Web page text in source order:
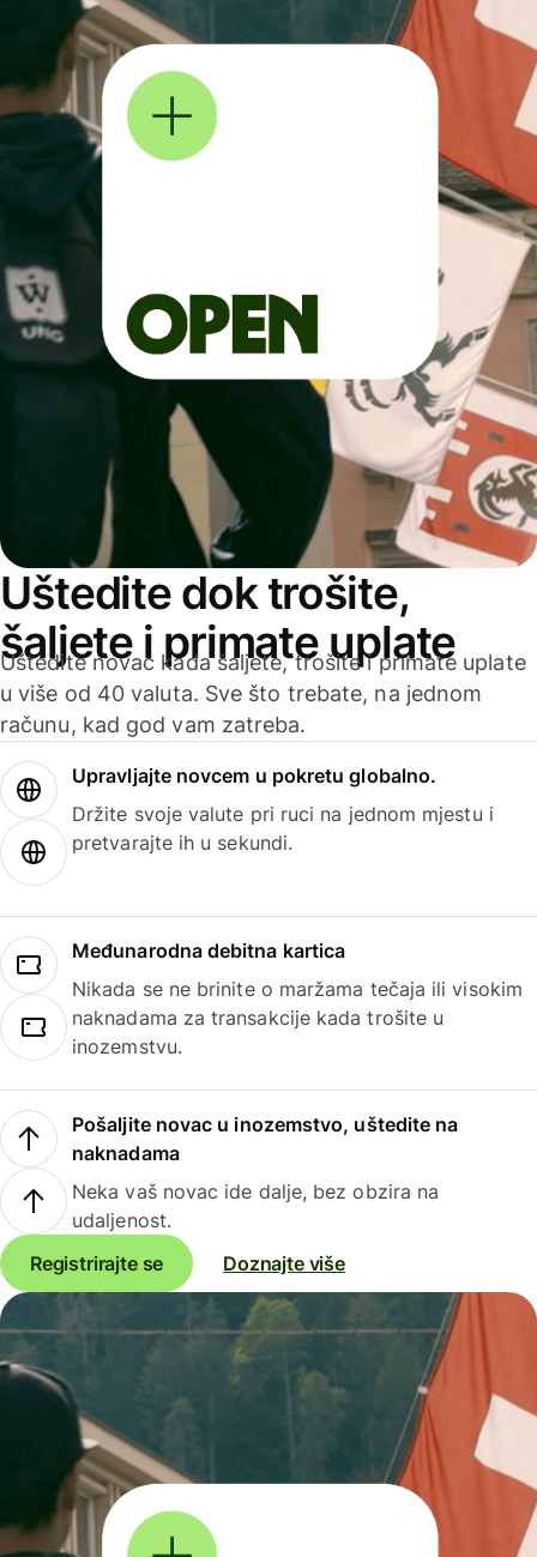
Uštedite dok trošite,
šaljete i primate uplate
Uštedite novac kada šaljete, trošite i primate uplate
u više od 40 valuta. Sve što trebate, na jednom
računu, kad god vam zatreba.
Upravljajte novcem u pokretu globalno.
Držite svoje valute pri ruci na jednom mjestu i
pretvarajte ih u sekundi.
Međunarodna debitna kartica
Nikada se ne brinite o maržama tečaja ili visokim
naknadama za transakcije kada trošite u
inozemstvu.
Pošaljite novac u inozemstvo, uštedite na
naknadama
Neka vaš novac ide dalje, bez obzira na
udaljenost.
Registrirajte se
Doznajte više